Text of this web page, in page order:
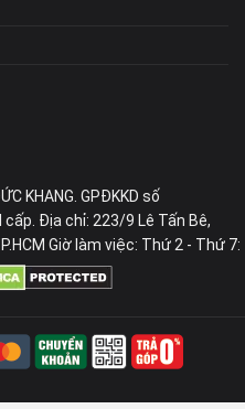
KHANG. GPĐKKD số
Địa chỉ: 223/9 Lê Tấn Bê,
Giờ làm việc: Thứ 2 - Thứ 7: